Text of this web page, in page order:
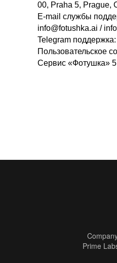
00, Praha 5, Prague,
E-mail службы
info@fotushka.ai /
Telegram
Пользовательское
Сервис «Фотушка» 5
Prime